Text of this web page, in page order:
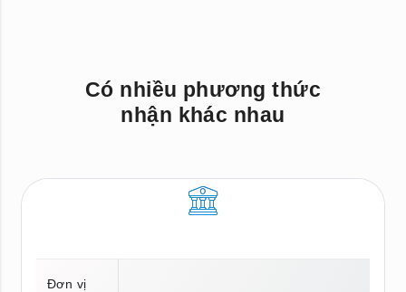
Có nhiều phương thức
nhận khác nhau
Đơn vị